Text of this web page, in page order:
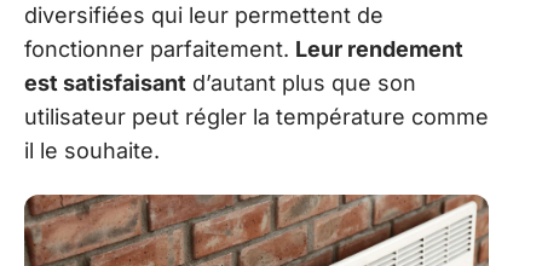
diversifiées qui leur permettent de
fonctionner parfaitement. Leur rendement
est satisfaisant d’autant plus que son
utilisateur peut régler la température comme
il le souhaite.